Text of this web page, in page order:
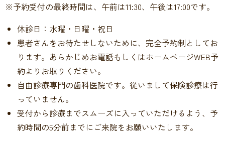
※予約受付の最終時間は、午前は11:30、午後は17:00です。
休診日：水曜・日曜・祝日
患者さんをお待たせしないために、完全予約制としてお
ります。あらかじめお電話もしくはホームページWEB予
約よりお取りください。
自由診療専門の歯科医院です。従いまして保険診療は行
っていません。
受付から診療までスムーズに入っていただけるよう、予
約時間の5分前までにご来院をお願いいたします。